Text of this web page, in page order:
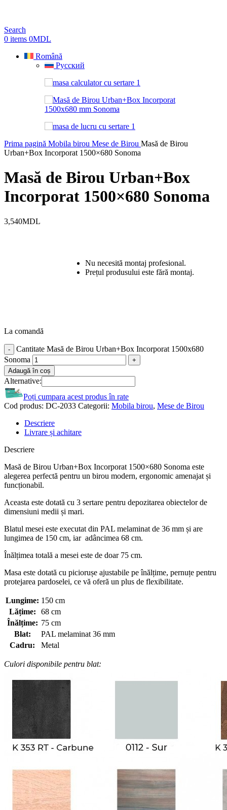
Search
0 items 0MDL
Română
Русский
Prima pagină Mobila birou Mese de Birou Masă de Birou
Urban+Box Incorporat 1500×680 Sonoma
Masă de Birou Urban+Box
Incorporat 1500×680 Sonoma
3,540MDL
Nu necesită montaj profesional.
Prețul produsului este fără montaj.
La comandă
Cantitate Masă de Birou Urban+Box Incorporat 1500x680
Sonoma
Adaugă în coș
Alternative:
Poți cumpara acest produs în rate
Cod produs: DC-2033 Categorii: Mobila birou, Mese de Birou
Descriere
Livrare și achitare
Descriere
Masă de Birou Urban+Box Incorporat 1500×680 Sonoma este
alegerea perfectă pentru un birou modern, ergonomic amenajat și
funcționabil.
Aceasta este dotată cu 3 sertare pentru depozitarea obiectelor de
dimensiuni medii și mari.
Blatul mesei este executat din PAL melaminat de 36 mm și are
lungimea de 150 cm, iar adâncimea 68 cm.
Înălțimea totală a mesei este de doar 75 cm.
Masa este dotată cu piciorușe ajustabile pe înălțime, pernuțe pentru
protejarea pardoselei, ce vă oferă un plus de flexibilitate.
Lungime: 150 cm
Lățime:
68 cm
Înălțime: 75 cm
Blat:
PAL melaminat 36 mm
Cadru:
Metal
Culori disponibile pentru blat: